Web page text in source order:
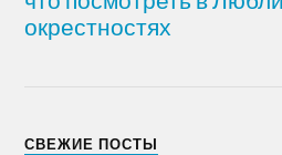
окрестностях
СВЕЖИЕ ПОСТЫ